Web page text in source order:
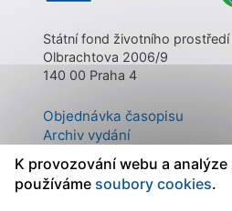
Státní fond životního prostředí
Olbrachtova 2006/9
140 00 Praha 4
Objednávka časopisu
Archiv vydání
Kontakty
O časopisu
K provozování webu a
používáme soubory cookies.